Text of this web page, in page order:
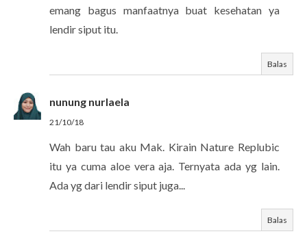
emang bagus manfaatnya buat kesehatan ya
lendir siput itu.
Balas
nunung nurlaela
21/10/18
Wah baru tau aku Mak. Kirain Nature Replubic
itu ya cuma aloe vera aja. Ternyata ada yg lain.
Ada yg dari lendir siput juga...
Balas